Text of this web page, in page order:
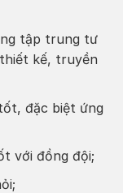
tập trung tư
kế, truyền
đặc biệt ứng
với đồng đội;